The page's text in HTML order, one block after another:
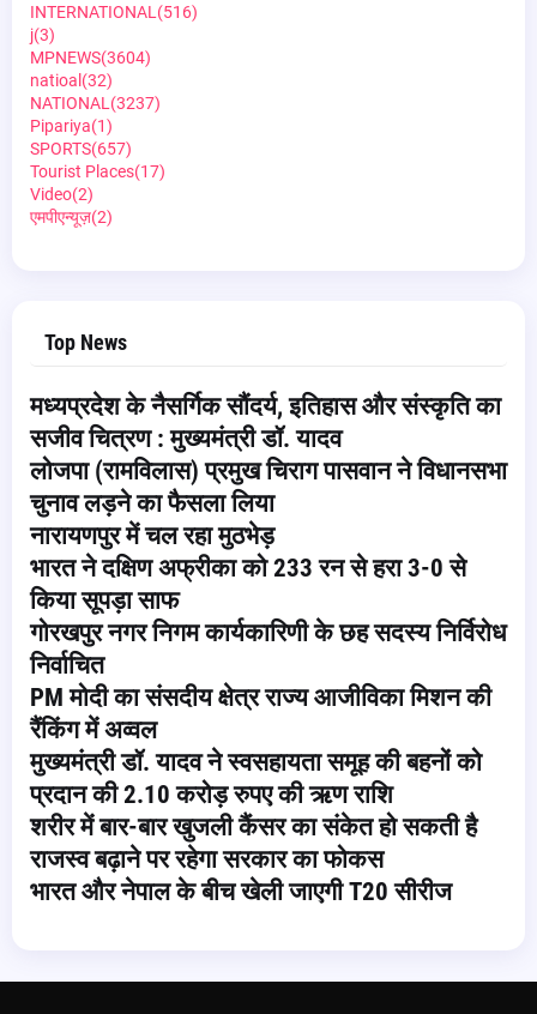
INTERNATIONAL (516)
j(3)
MPNEWS(3604)
natioal (32)
NATIONAL (3237)
Pipariya(1)
SPORTS(657)
Tourist Places(17)
Video(2)
एमपीएन्यूज़(2)
Top News
मध्यप्रदेश के नैसर्गिक सौंदर्य, इतिहास और संस्कृति का
सजीव चित्रण : मुख्यमंत्री डॉ. यादव
लोजपा (रामविलास) प्रमुख चिराग पासवान ने विधानसभा
चुनाव लड़ने का फैसला लिया
नारायणपुर में चल रहा मुठभेड़
भारत ने दक्षिण अफ्रीका को 233 रन से हरा 3-0 से
किया सूपड़ा साफ
गोरखपुर नगर निगम कार्यकारिणी के छह सदस्य निर्विरोध
निर्वाचित
PM मोदी का संसदीय क्षेत्र राज्य आजीविका मिशन की
रैंकिंग में अव्वल
मुख्यमंत्री डॉ. यादव ने स्वसहायता समूह की बहनों को
प्रदान की 2.10 करोड़ रुपए की ऋण राशि
शरीर में बार-बार खुजली कैंसर का संकेत हो सकती है
राजस्व बढ़ाने पर रहेगा सरकार का फोकस
भारत और नेपाल के बीच खेली जाएगी T20 सीरीज